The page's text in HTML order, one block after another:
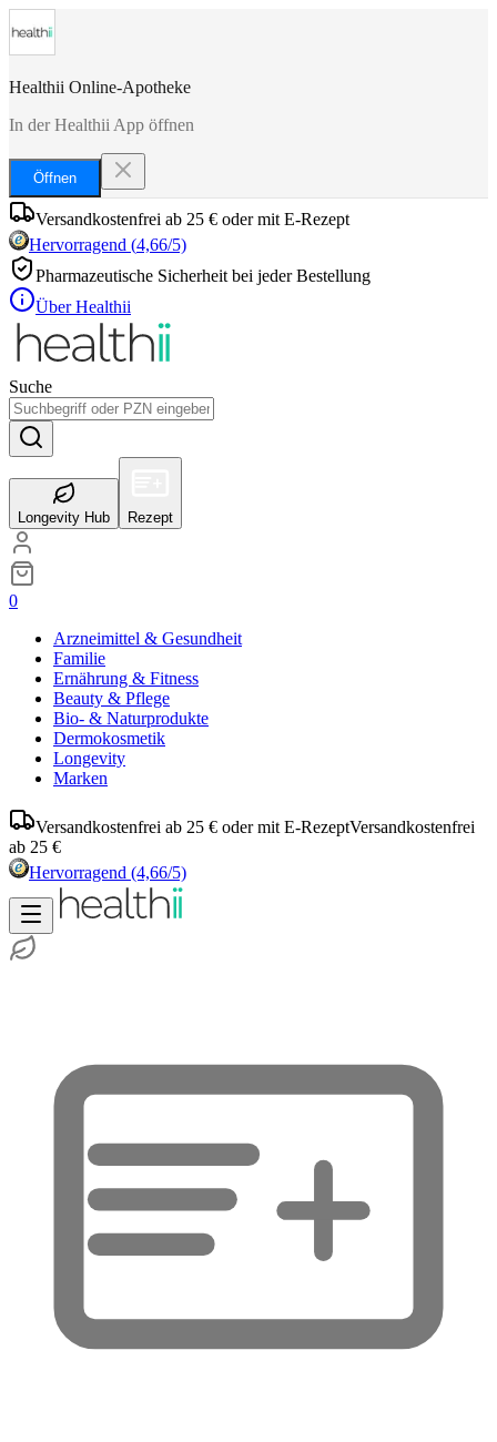
Healthii Online-Apotheke
In der Healthii App öffnen
Öffnen
Versandkostenfrei ab 25 € oder mit E-Rezept
Hervorragend (4,66/5)
Pharmazeutische Sicherheit bei jeder Bestellung
Über Healthii
Suche
Longevity Hub Rezept
0
Arzneimittel & Gesundheit
Familie
Ernährung & Fitness
Beauty & Pflege
Bio- & Naturprodukte
Dermokosmetik
Longevity
Marken
Versandkostenfrei ab 25 € oder mit E-RezeptVersandkostenfrei
ab 25 €
Hervorragend (4,66/5)